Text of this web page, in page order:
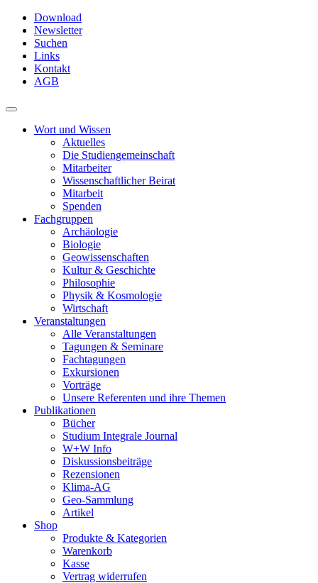
Skip
main
content
Download
Newsletter
Suchen
Links
Kontakt
AGB
Toggle
navigationWort und Wissen
Aktuelles
Die Studiengemeinschaft
Mitarbeiter
Wissenschaftlicher Beirat
Mitarbeit
Spenden
Fachgruppen
Archäologie
Biologie
Geowissenschaften
Kultur & Geschichte
Philosophie
Physik & Kosmologie
Wirtschaft
Veranstaltungen
Alle Veranstaltungen
Tagungen & Seminare
Fachtagungen
Exkursionen
Vorträge
Unsere Referenten und ihre Themen
Publikationen
Bücher
Studium Integrale Journal
W+W Info
Diskussionsbeiträge
Rezensionen
Klima-AG
Geo-Sammlung
Artikel
Shop
Produkte & Kategorien
Warenkorb
Kasse
Vertrag widerrufen